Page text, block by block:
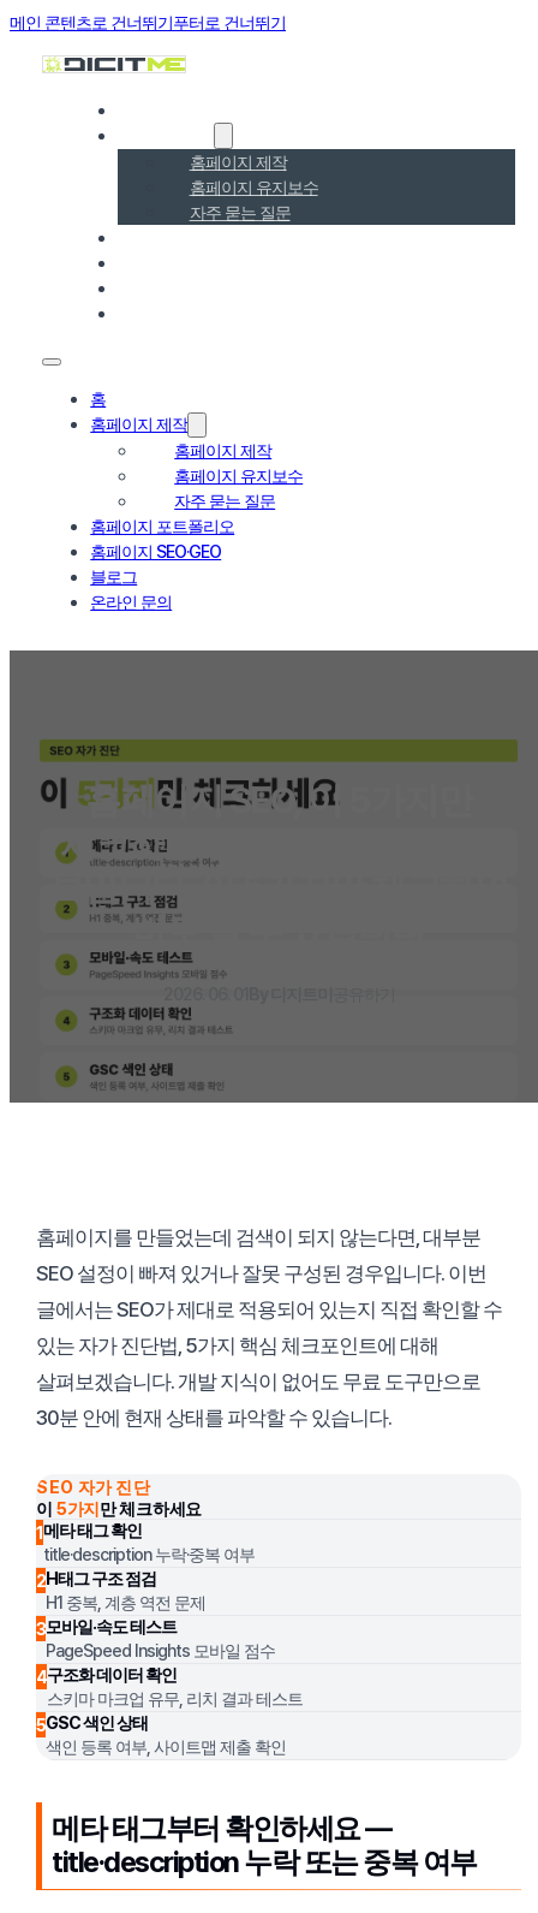
메인 콘텐츠로 건너뛰기푸터로 건너뛰기
홈페이지 제작
홈페이지 유지보수
자주 묻는 질문
홈
홈페이지 제작
홈페이지 제작
홈페이지 유지보수
자주 묻는 질문
홈페이지 포트폴리오
홈페이지 SEO·GEO
블로그
온라인 문의
홈페이지 SEO, 이 5가지만
체크하면 검색 안 되는 이유가
보입니다, 이 5가지만 체크하면
바로 알 수 있습니다
홈페이지를 만들었는데 검색이 되지 않는다면, 대부분
SEO 설정이 빠져 있거나 잘못 구성된 경우입니다. 이번
글에서는 SEO가 제대로 적용되어 있는지 직접 확인할 수
있는 자가 진단법, 5가지 핵심 체크포인트에 대해
살펴보겠습니다. 개발 지식이 없어도 무료 도구만으로
30분 안에 현재 상태를 파악할 수 있습니다.
SEO 자가 진단
이 5가지만 체크하세요
1메타 태그 확인
title·description 누락·중복 여부
2H태그 구조 점검
H1 중복, 계층 역전 문제
3모바일·속도 테스트
PageSpeed Insights 모바일 점수
4구조화 데이터 확인
스키마 마크업 유무, 리치 결과 테스트
5GSC 색인 상태
색인 등록 여부, 사이트맵 제출 확인
메타 태그부터 확인하세요 —
title·description 누락 또는 중복 여부